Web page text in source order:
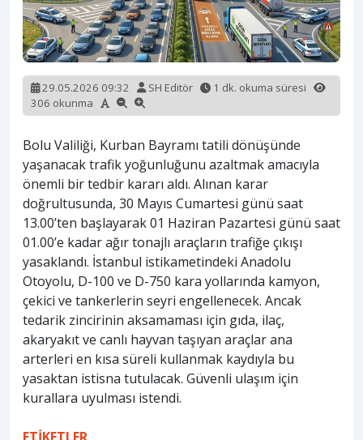
29.05.2026 09:32 SH Editör
1 dk. okuma süresi
306 okunma
Bolu Valiliği, Kurban Bayramı tatili dönüşünde
yaşanacak trafik yoğunluğunu azaltmak amacıyla
önemli bir tedbir kararı aldı. Alınan karar
doğrultusunda, 30 Mayıs Cumartesi günü saat
13.00’ten başlayarak 01 Haziran Pazartesi günü saat
01.00’e kadar ağır tonajlı araçların trafiğe çıkışı
yasaklandı. İstanbul istikametindeki Anadolu
Otoyolu, D-100 ve D-750 kara yollarında kamyon,
çekici ve tankerlerin seyri engellenecek. Ancak
tedarik zincirinin aksamaması için gıda, ilaç,
akaryakıt ve canlı hayvan taşıyan araçlar ana
arterleri en kısa süreli kullanmak kaydıyla bu
yasaktan istisna tutulacak. Güvenli ulaşım için
kurallara uyulması istendi.